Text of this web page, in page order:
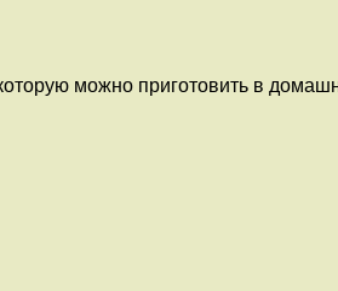
можно приготовить в